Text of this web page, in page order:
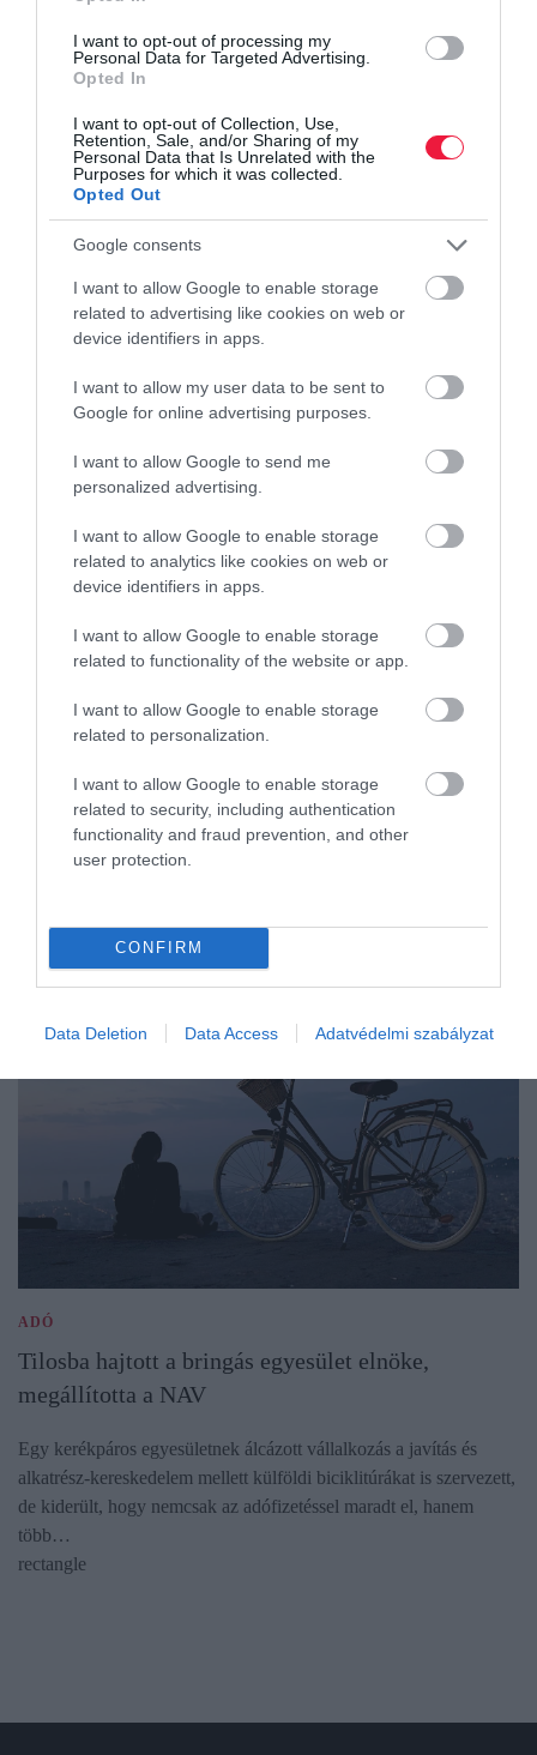
I want to opt-out of processing my
Personal Data for Targeted Advertising.
Opted In
I want to opt-out of Collection, Use,
Retention, Sale, and/or Sharing of my
Personal Data that Is Unrelated with the
Purposes for which it was collected.
Opted Out
Google consents
I want to allow Google to enable storage
related to advertising like cookies on web or
device identifiers in apps.
I want to allow my user data to be sent to
Google for online advertising purposes.
I want to allow Google to send me
personalized advertising.
I want to allow Google to enable storage
related to analytics like cookies on web or
device identifiers in apps.
I want to allow Google to enable storage
related to functionality of the website or app.
I want to allow Google to enable storage
related to personalization.
I want to allow Google to enable storage
related to security, including authentication
functionality and fraud prevention, and other
user protection.
CONFIRM
Data Deletion Data Access Adatvédelmi szabályzat
futamidő?
A bankok többségénél már 8 éves futamidőre is felvehető
személyi hitel, sőt, akad példa 10 évesre is. Igaz, ekkor a
visszafizetendő összeg is nagyobb. Ám vannak élethelyezetek,
ADÓ
Tilosba hajtott a bringás egyesület elnöke,
megállította a NAV
Egy kerékpáros egyesületnek álcázott vállalkozás a javítás és
alkatrész-kereskedelem mellett külföldi biciklitúrákat is szervezett,
de kiderült, hogy nemcsak az adófizetéssel maradt el, hanem
több…
rectangle